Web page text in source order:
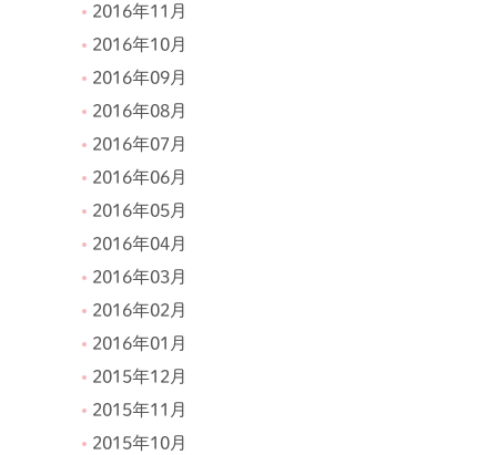
2016年11月
2016年10月
2016年09月
2016年08月
2016年07月
2016年06月
2016年05月
2016年04月
2016年03月
2016年02月
2016年01月
2015年12月
2015年11月
2015年10月